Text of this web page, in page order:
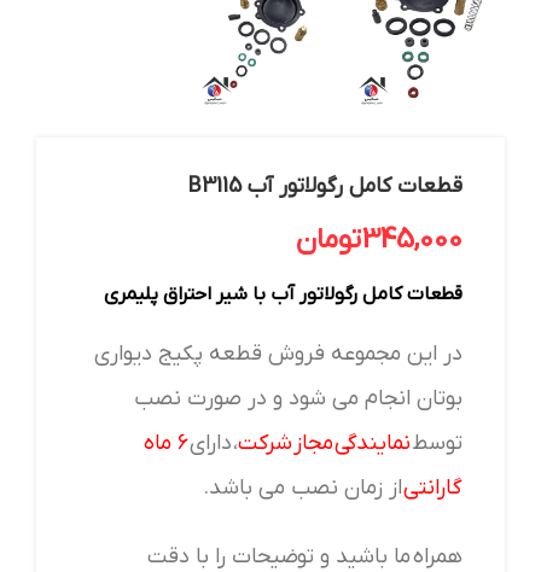
قطعات کامل رگولاتور آب B3115
345,000تومان
قطعات کامل رگولاتور آب با شیر احتراق پلیمری
در این مجموعه فروش قطعه پکیج دیواری
بوتان انجام می شود و در صورت نصب
توسطنمایندگی مجاز شرکت، دارای
۶ ماه
گارانتیاز زمان نصب می باشد.
همراه ما باشید و توضیحات را با دقت